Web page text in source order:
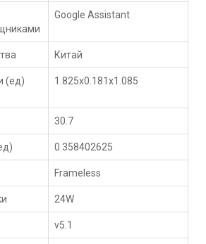
Google Assistant
Китай
(ед)
1.825x0.181x1.085
30.7
0.358402625
Frameless
24W
v5.1